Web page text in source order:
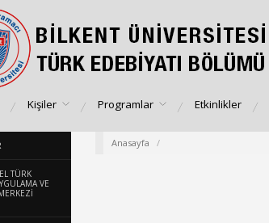
Kişiler Programlar Etkinlikler
TÜRK
VE
Anasayfa /